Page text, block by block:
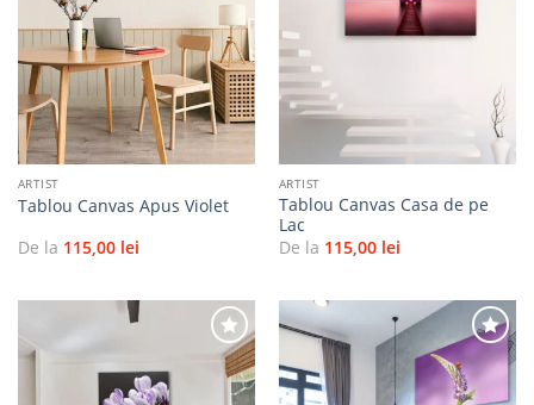
Adaugă
la
favorite
ARTIST
Tablou Canvas Apus Violet
De la 115,00 lei
Adaugă
ARTIST
Tablou Canvas Casa de pe
Lac
De la 115,00 lei